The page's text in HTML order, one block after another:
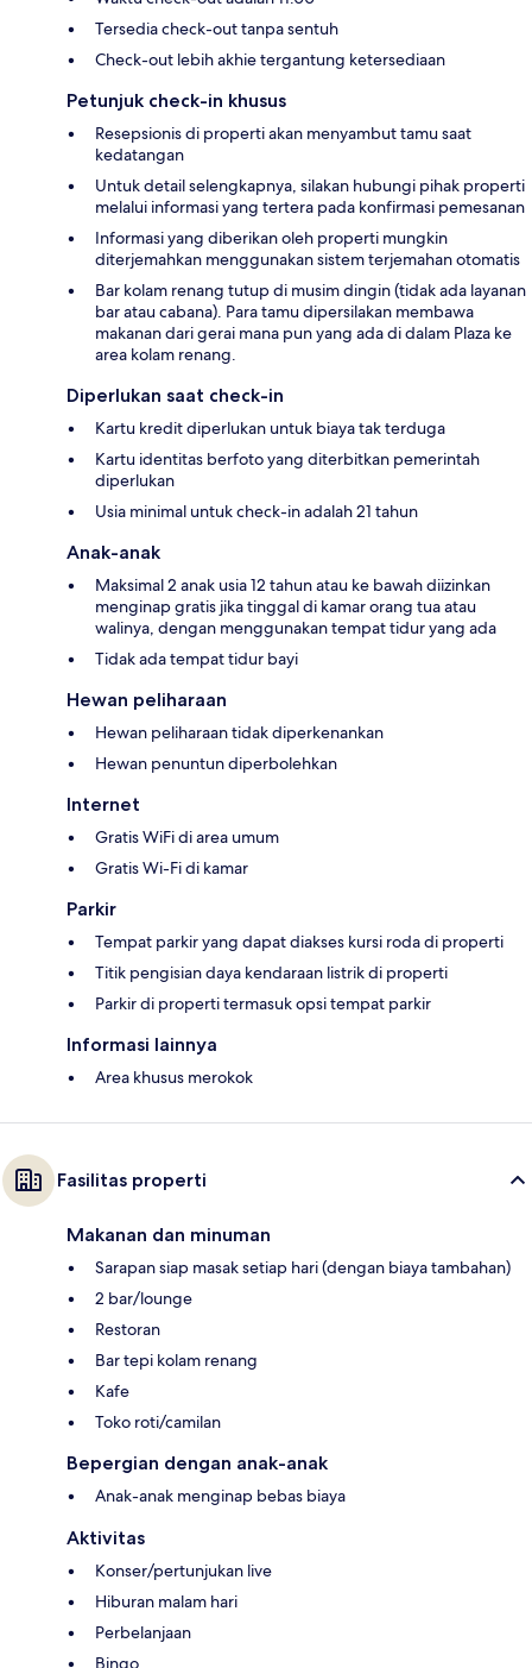
Tersedia check-out tanpa sentuh
Check-out lebih akhie tergantung ketersediaan
Petunjuk check-in khusus
Resepsionis di properti akan menyambut tamu saat
kedatangan
Untuk detail selengkapnya, silakan hubungi pihak properti
melalui informasi yang tertera pada konfirmasi pemesanan
Informasi yang diberikan oleh properti mungkin
diterjemahkan menggunakan sistem terjemahan otomatis
Bar kolam renang tutup di musim dingin (tidak ada layanan
bar atau cabana). Para tamu dipersilakan membawa
makanan dari gerai mana pun yang ada di dalam Plaza ke
area kolam renang.
Diperlukan saat check-in
Kartu kredit diperlukan untuk biaya tak terduga
Kartu identitas berfoto yang diterbitkan pemerintah
diperlukan
Usia minimal untuk check-in adalah 21 tahun
Anak-anak
Maksimal 2 anak usia 12 tahun atau ke bawah diizinkan
menginap gratis jika tinggal di kamar orang tua atau
walinya, dengan menggunakan tempat tidur yang ada
Tidak ada tempat tidur bayi
Hewan peliharaan
Hewan peliharaan tidak diperkenankan
Hewan penuntun diperbolehkan
Internet
Gratis WiFi di area umum
Gratis Wi-Fi di kamar
Parkir
Tempat parkir yang dapat diakses kursi roda di properti
Titik pengisian daya kendaraan listrik di properti
Parkir di properti termasuk opsi tempat parkir
Informasi lainnya
Area khusus merokok
Fasilitas properti
Makanan dan minuman
Sarapan siap masak setiap hari (dengan biaya tambahan)
2 bar/lounge
Restoran
Bar tepi kolam renang
Kafe
Toko roti/camilan
Bepergian dengan anak-anak
Anak-anak menginap bebas biaya
Aktivitas
Konser/pertunjukan live
Hiburan malam hari
Perbelanjaan
Bingo